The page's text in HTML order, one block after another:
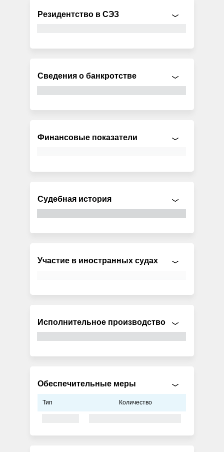
Резидентство в СЭЗ
Сведения о банкротстве
Финансовые показатели
Судебная история
Участие в иностранных судах
Исполнительное производство
Обеспечительные меры
Тип Количество